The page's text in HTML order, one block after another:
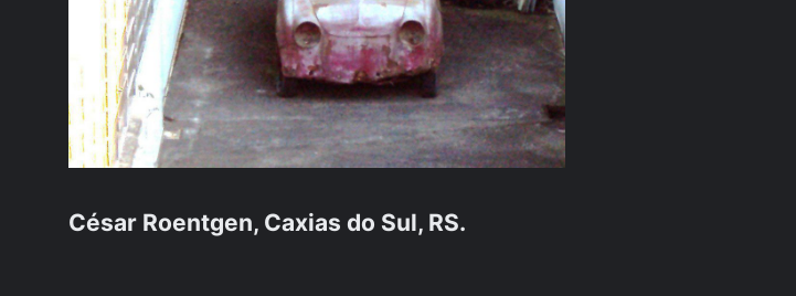
César Roentgen, Caxias do Sul, RS.